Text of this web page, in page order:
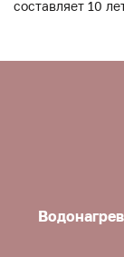
составляет 10